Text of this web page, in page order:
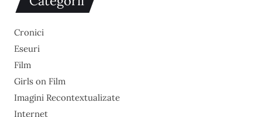
Cronici
Eseuri
Film
Girls on Film
Imagini Recontextualizate
Internet